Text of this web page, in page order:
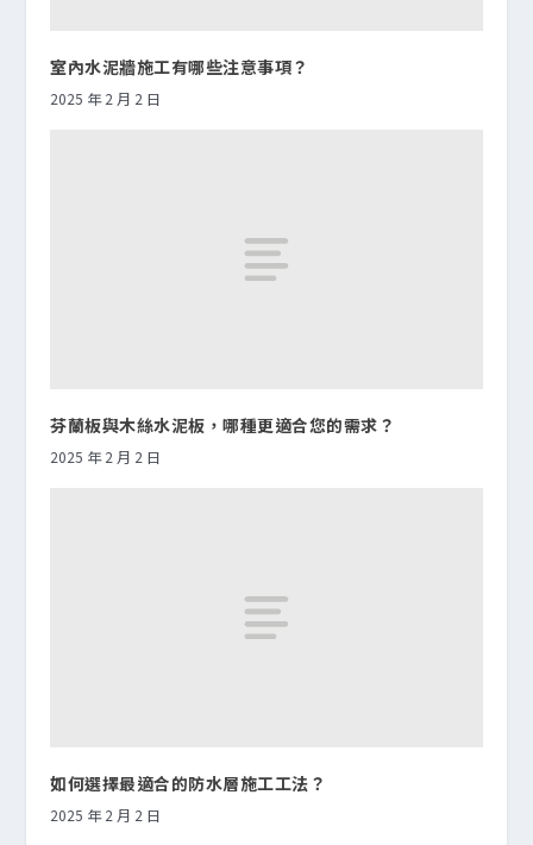
室內水泥牆施工有哪些注意事項？
2025 年 2 月 2 日
芬蘭板與木絲水泥板，哪種更適合您的需求？
2025 年 2 月 2 日
如何選擇最適合的防水層施工工法？
2025 年 2 月 2 日